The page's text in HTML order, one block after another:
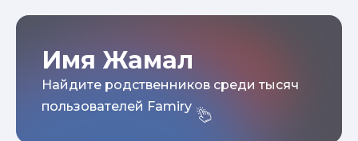
Имя Жамал
Найдите родственников среди тысяч
пользователей Famiry